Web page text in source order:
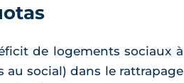
de logements sociaux à
social) dans le rattrapage